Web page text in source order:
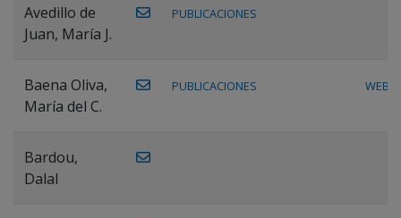
Avedillo de
Juan, María J.
PUBLICACIONES
Baena Oliva,
María del C.
PUBLICACIONES WEB
Bardou,
Dalal